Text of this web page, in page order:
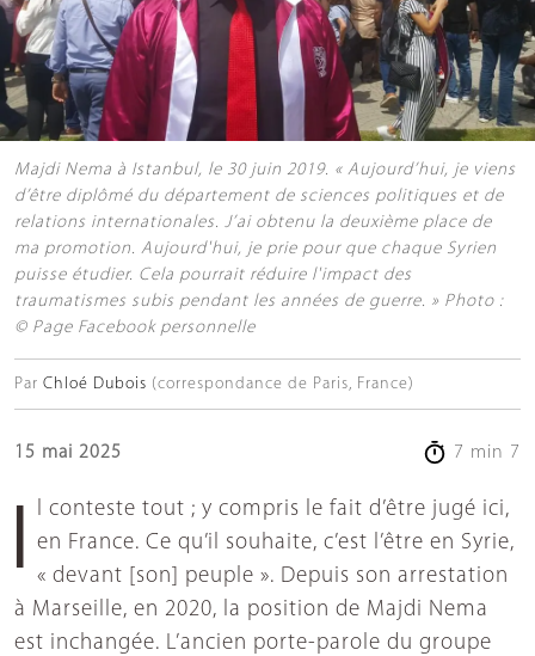
Majdi Nema à Istanbul, le 30 juin 2019. « Aujourd’hui, je viens
d’être diplômé du département de sciences politiques et de
relations internationales. J’ai obtenu la deuxième place de
ma promotion. Aujourd'hui, je prie pour que chaque Syrien
puisse étudier. Cela pourrait réduire l'impact des
traumatismes subis pendant les années de guerre. » Photo :
© Page Facebook personnelle
Par Chloé Dubois (correspondance de Paris, France)
15 mai 2025 7 min 7
en France. Ce qu’il souhaite, c’est l’être en Syrie,
« devant [son] peuple ». Depuis son arrestation
à Marseille, en 2020, la position de Majdi Nema
est inchangée. L’ancien porte-parole du groupe